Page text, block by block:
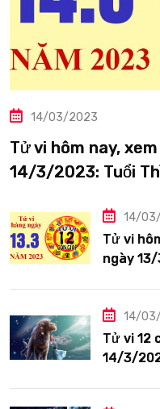
14/03/2023
Tử vi hôm nay,
14/3/2023: Tuổi
14/
Tử vi
ngày
14/
Tử vi 12
14/3/